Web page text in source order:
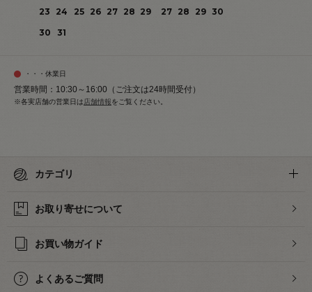
23
24 25 26 27 28 29
30
31
27 28 29 30
・・・休業日
営業時間：10:30～16:00（ご注文は24時間受付）
※各実店舗の営業日は 店舗情報をご覧ください。
カテゴリ
お取り寄せについて
お買い物ガイド
よくあるご質問